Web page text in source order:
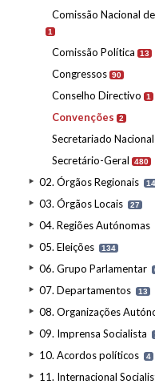
Comissão Nacional
1
Comissão Política 13
Congressos 90
Conselho Directivo 1
Convenções 2
Secretariado Nacional
Secretário-Geral 480
02. Órgãos Regionais 14
03. Órgãos Locais 27
04. Regiões Autónomas
05. Eleições 134
06. Grupo Parlamentar
07. Departamentos 13
08. Organizações
09. Imprensa Socialista
10. Acordos políticos 4
11. Internacional